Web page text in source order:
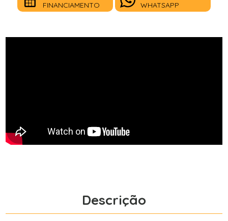
FINANCIAMENTO
WHATSAPP
Descrição